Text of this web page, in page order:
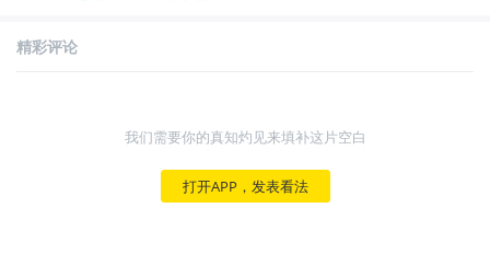
精彩评论
我们需要你的真知灼见来填补这片空白
打开APP，发表看法